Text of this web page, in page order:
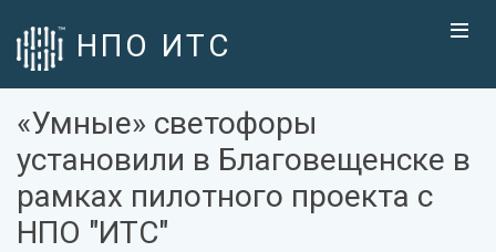
НПО ИТС
«Умные» светофоры
установили в Благовещенске в
рамках пилотного проекта с
НПО "ИТС"